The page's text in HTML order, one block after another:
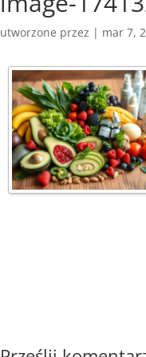
utworzone przez | mar 7,